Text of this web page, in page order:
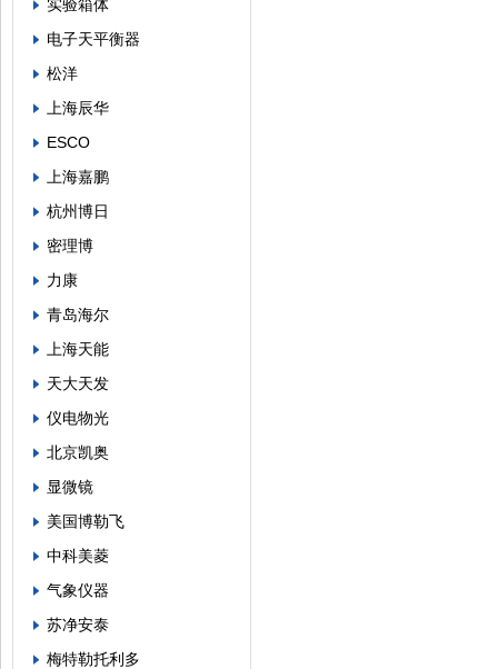
实验箱体
电子天平衡器
松洋
上海辰华
ESCO
上海嘉鹏
杭州博日
密理博
力康
青岛海尔
上海天能
天大天发
仪电物光
北京凯奥
显微镜
美国博勒飞
中科美菱
气象仪器
苏净安泰
梅特勒托利多